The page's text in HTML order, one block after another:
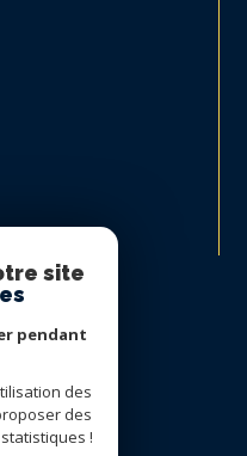
site
pendant
des
des
!